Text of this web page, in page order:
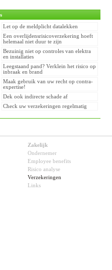
Let op de meldplicht datalekken
Een overlijdensrisicoverzekering hoeft
helemaal niet duur te zijn
Bezuinig niet op controles van elektra
en installaties
Leegstaand pand? Verklein het risico op
inbraak en brand
Maak gebruik van uw recht op contra-
expertise!
Dek ook indirecte schade af
Check uw verzekeringen regelmatig
Zakelijk
Ondernemer
Employee benefits
Risico analyse
Verzekeringen
Links